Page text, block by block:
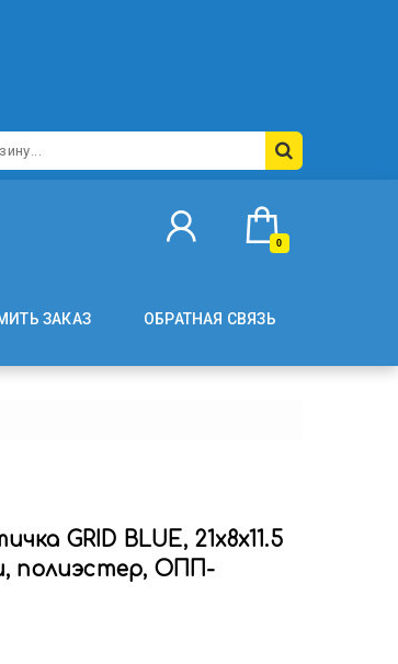
0
ЗАКАЗ ОБРАТНАЯ СВЯЗЬ
GRID BLUE, 21х8х11.5
полиэстер, ОПП-